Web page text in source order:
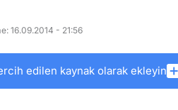
16.09.2014 - 21:56
edilen kaynak olarak ekleyin